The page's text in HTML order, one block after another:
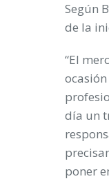
Según
de la
“El
día un
poner